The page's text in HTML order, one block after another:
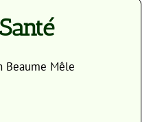
Beaume Mêle